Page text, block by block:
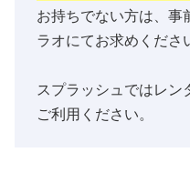
お持ちでない方は、
ラオにてお求めくださ
スプラッシュではレ
ご利用ください。